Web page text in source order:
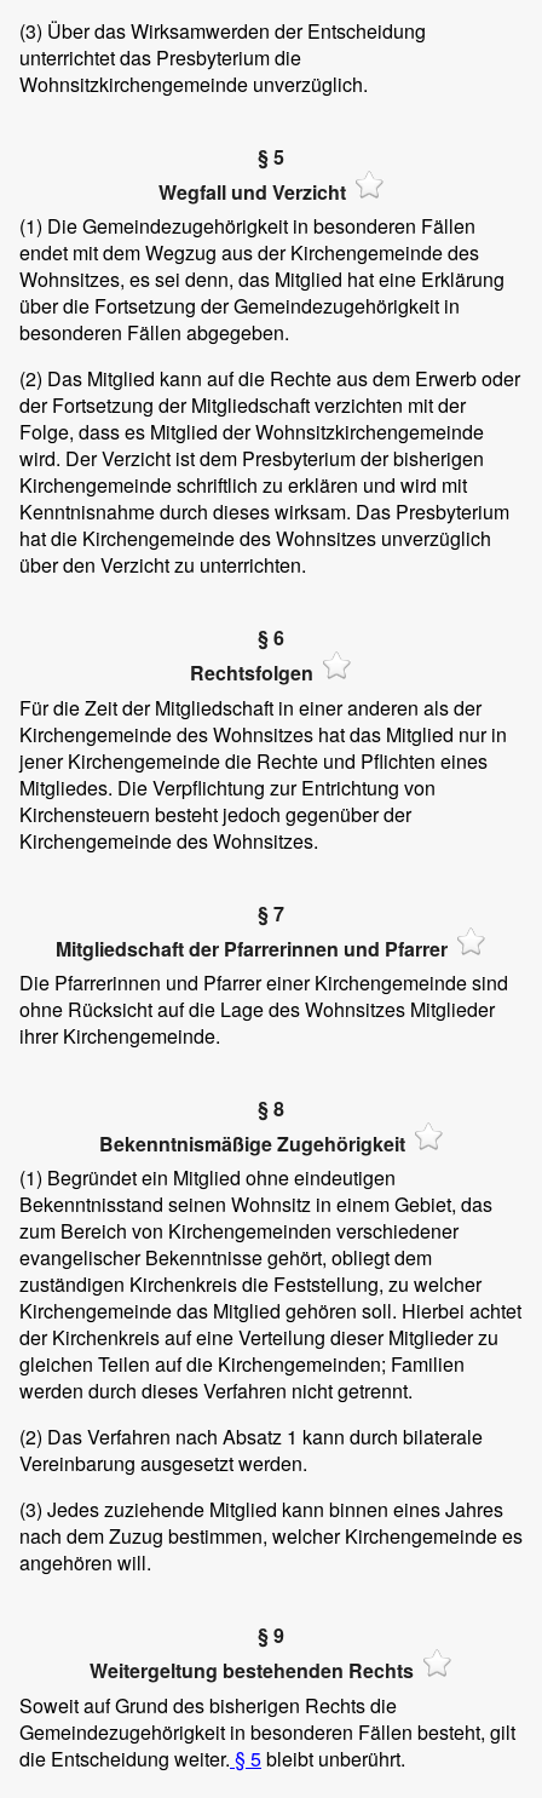
(3) Über das Wirksamwerden der Entscheidung
unterrichtet das Presbyterium die
Wohnsitzkirchengemeinde unverzüglich.
§ 5
Wegfall und Verzicht
(1) Die Gemeindezugehörigkeit in besonderen Fällen
endet mit dem Wegzug aus der Kirchengemeinde des
Wohnsitzes, es sei denn, das Mitglied hat eine Erklärung
über die Fortsetzung der Gemeindezugehörigkeit in
besonderen Fällen abgegeben.
(2) Das Mitglied kann auf die Rechte aus dem Erwerb oder
der Fortsetzung der Mitgliedschaft verzichten mit der
Folge, dass es Mitglied der Wohnsitzkirchengemeinde
wird. Der Verzicht ist dem Presbyterium der bisherigen
Kirchengemeinde schriftlich zu erklären und wird mit
Kenntnisnahme durch dieses wirksam. Das Presbyterium
hat die Kirchengemeinde des Wohnsitzes unverzüglich
über den Verzicht zu unterrichten.
§ 6
Rechtsfolgen
Für die Zeit der Mitgliedschaft in einer anderen als der
Kirchengemeinde des Wohnsitzes hat das Mitglied nur in
jener Kirchengemeinde die Rechte und Pflichten eines
Mitgliedes. Die Verpflichtung zur Entrichtung von
Kirchensteuern besteht jedoch gegenüber der
Kirchengemeinde des Wohnsitzes.
§ 7
Mitgliedschaft der Pfarrerinnen und Pfarrer
Die Pfarrerinnen und Pfarrer einer Kirchengemeinde sind
ohne Rücksicht auf die Lage des Wohnsitzes Mitglieder
ihrer Kirchengemeinde.
§ 8
Bekenntnismäßige Zugehörigkeit
(1) Begründet ein Mitglied ohne eindeutigen
Bekenntnisstand seinen Wohnsitz in einem Gebiet, das
zum Bereich von Kirchengemeinden verschiedener
evangelischer Bekenntnisse gehört, obliegt dem
zuständigen Kirchenkreis die Feststellung, zu welcher
Kirchengemeinde das Mitglied gehören soll. Hierbei achtet
der Kirchenkreis auf eine Verteilung dieser Mitglieder zu
gleichen Teilen auf die Kirchengemeinden; Familien
werden durch dieses Verfahren nicht getrennt.
(2) Das Verfahren nach Absatz 1 kann durch bilaterale
Vereinbarung ausgesetzt werden.
(3) Jedes zuziehende Mitglied kann binnen eines Jahres
nach dem Zuzug bestimmen, welcher Kirchengemeinde es
angehören will.
§ 9
Weitergeltung bestehenden Rechts
Soweit auf Grund des bisherigen Rechts die
Gemeindezugehörigkeit in besonderen Fällen besteht, gilt
die Entscheidung weiter. § 5bleibt unberührt.